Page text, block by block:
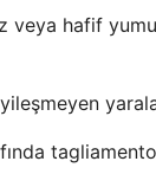
veya hafif
tagliamento